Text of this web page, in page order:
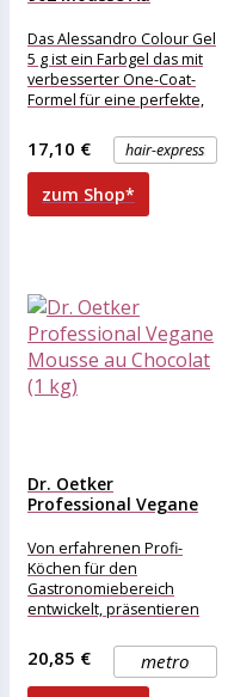
Das Alessandro Colour Gel
5 g ist ein Farbgel das mit
verbesserter One-Coat-
Formel für eine perfekte,
einmaligem
hair-express
17,10 €
zum Shop*
Dr. Oetker
Professional Vegane
Von erfahrenen Profi-
Köchen für den
Gastronomiebereich
entwickelt, präsentieren
Dessertpulver zur
unkomplizierten
Zubereitung von Mousse
metro
20,85 €